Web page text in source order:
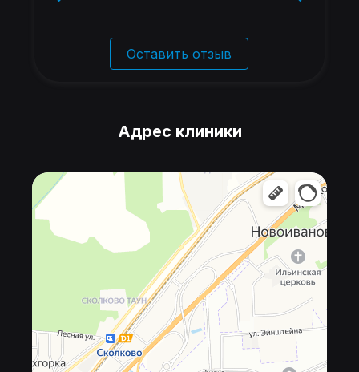
Оставить отзыв
Адрес клиники